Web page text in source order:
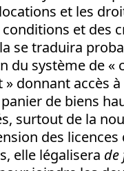
et les
et des
se traduira
du système de «
donnant accès
de biens
surtout de la
des licences
elle légalisera de